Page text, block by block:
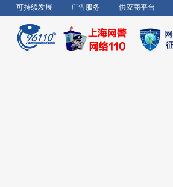
可持续发展 广告服务 供应商平台